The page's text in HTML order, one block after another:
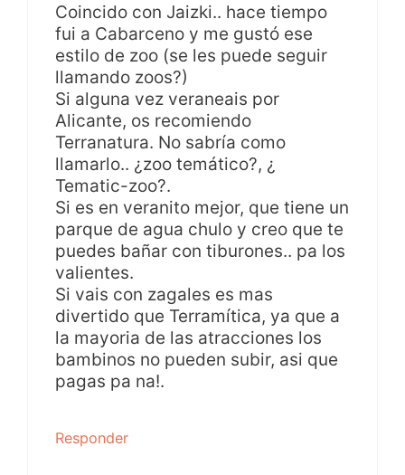
Coincido con Jaizki.. hace tiempo
fui a Cabarceno y me gustó ese
estilo de zoo (se les puede seguir
llamando zoos?)
Si alguna vez veraneais por
Alicante, os recomiendo
Terranatura. No sabría como
llamarlo.. ¿zoo temático?, ¿
Tematic-zoo?.
Si es en veranito mejor, que tiene un
parque de agua chulo y creo que te
puedes bañar con tiburones.. pa los
valientes.
Si vais con zagales es mas
divertido que Terramítica, ya que a
la mayoria de las atracciones los
bambinos no pueden subir, asi que
pagas pa na!.
Responder